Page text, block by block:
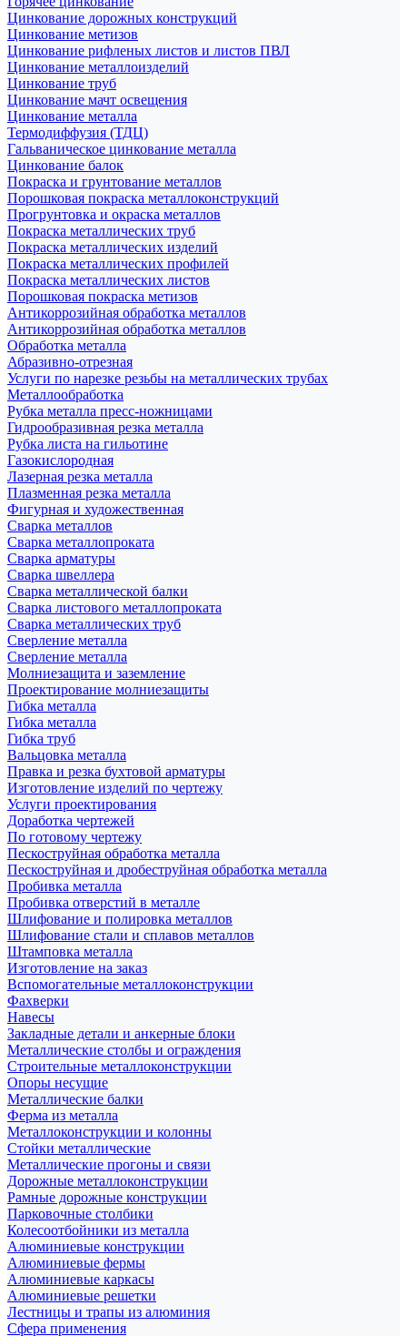
Цинкование дорожных конструкций
Цинкование метизов
Цинкование рифленых листов и листов ПВЛ
Цинкование металлоизделий
Цинкование труб
Цинкование мачт освещения
Цинкование металла
Термодиффузия (ТДЦ)
Гальваническое цинкование металла
Цинкование балок
Покраска и грунтование металлов
Порошковая покраска металлоконструкций
Прогрунтовка и окраска металлов
Покраска металлических труб
Покраска металлических изделий
Покраска металлических профилей
Покраска металлических листов
Порошковая покраска метизов
Антикоррозийная обработка металлов
Антикоррозийная обработка металлов
Обработка металла
Абразивно-отрезная
Услуги по нарезке резьбы на металлических трубах
Металлообработка
Рубка металла пресс-ножницами
Гидрообразивная резка металла
Рубка листа на гильотине
Газокислородная
Лазерная резка металла
Плазменная резка металла
Фигурная и художественная
Сварка металлов
Сварка металлопроката
Сварка арматуры
Сварка швеллера
Сварка металлической балки
Сварка листового металлопроката
Сварка металлических труб
Сверление металла
Сверление металла
Молниезащита и заземление
Проектирование молниезащиты
Гибка металла
Гибка металла
Гибка труб
Вальцовка металла
Правка и резка бухтовой арматуры
Изготовление изделий по чертежу
Услуги проектирования
Доработка чертежей
По готовому чертежу
Пескоструйная обработка металла
Пескоструйная и дробеструйная обработка металла
Пробивка металла
Пробивка отверстий в металле
Шлифование и полировка металлов
Шлифование стали и сплавов металлов
Штамповка металла
Изготовление на заказ
Вспомогательные металлоконструкции
Фахверки
Навесы
Закладные детали и анкерные блоки
Металлические столбы и ограждения
Строительные металлоконструкции
Опоры несущие
Металлические балки
Ферма из металла
Металлоконструкции и колонны
Стойки металлические
Металлические прогоны и связи
Дорожные металлоконструкции
Рамные дорожные конструкции
Парковочные столбики
Колесоотбойники из металла
Алюминиевые конструкции
Алюминиевые фермы
Алюминиевые каркасы
Алюминиевые решетки
Лестницы и трапы из алюминия
Сфера применения